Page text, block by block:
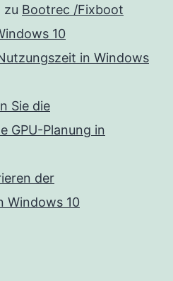
zu Bootrec /Fixboot
10
in Windows
Sie die
GPU-Planung in
der
Windows 10